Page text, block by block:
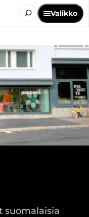
Valikko
suomalaisia